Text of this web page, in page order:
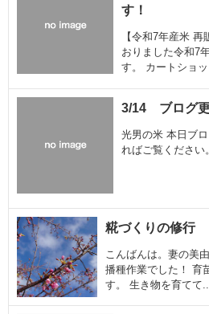
す！
【令和7年産米
おりました令和7
す。 カートショ
3/14 ブログ更
光男の米 本日ブ
ればご覧ください
糀づくりの修行
こんばんは。妻の美
播種作業でした！ 育
す。 生き物を育てて